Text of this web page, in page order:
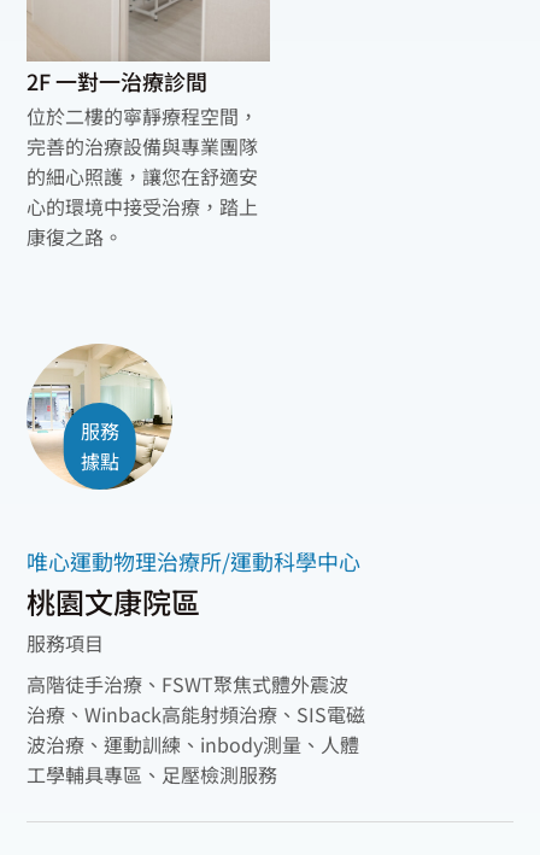
2F 一對一治療診間
位於二樓的寧靜療程空間，
完善的治療設備與專業團隊
的細心照護，讓您在舒適安
心的環境中接受治療，踏上
康復之路。
服務
據點
唯心運動物理治療所/運動科學中心
桃園文康院區
服務項目
高階徒手治療、FSWT聚焦式體外震波
治療、Winback高能射頻治療、SIS電磁
波治療、運動訓練、inbody測量、人體
工學輔具專區、足壓檢測服務